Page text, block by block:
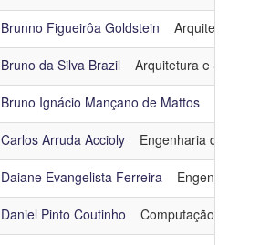
Brunno Figueirôa Goldstein Arquitetura e
Bruno da Silva Brazil Arquitetura e
Bruno Ignácio Mançano de Mattos
Carlos Arruda Accioly Engenharia de
Daiane Evangelista Ferreira Engenharia de
Daniel Pinto Coutinho Computação Gráfica